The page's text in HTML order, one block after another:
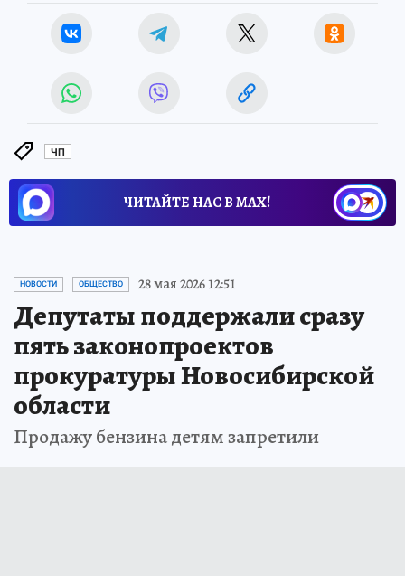
ЧП
ЧИТАЙТЕ НАС В МАХ!
НОВОСТИ ОБЩЕСТВО 28 мая 2026 12:51
Депутаты поддержали сразу
пять законопроектов
прокуратуры Новосибирской
области
Продажу бензина детям запретили